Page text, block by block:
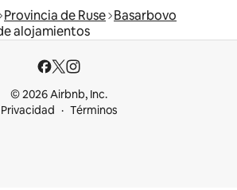
Provincia de Ruse Basarbovo
alojamientos
© 2026 Airbnb, Inc.
Privacidad
Términos